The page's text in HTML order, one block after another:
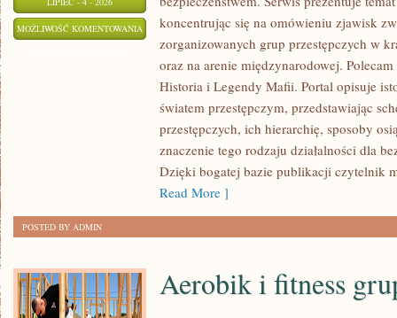
MOŻLIWOŚĆ KOMENTOWANIA
PERSPEKTYWY
CZYTELNIKA
koncentrując się na omówieniu zjawisk
zorganizowanych grup przestępczych w
oraz na arenie międzynarodowej.
Historia i Legendy Mafii. Portal opisuje
światem przestępczym, przedstawiając
przestępczych, ich hierarchię, sposoby
znaczenie tego rodzaju działalności dla
Dzięki bogatej bazie publikacji czytelnik
Read More ]
POSTED BY ADMIN
Aerobik i fitness